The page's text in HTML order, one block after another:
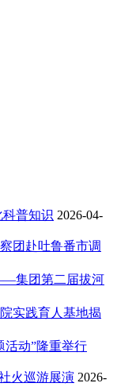
科普知识 2026-04-
团赴吐鲁番市调
集团第二届拔河
实践育人基地揭
动”隆重举行
火巡游展演 2026-